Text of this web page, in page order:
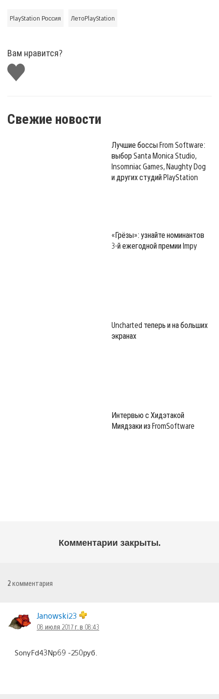
PlayStation Россия ЛетоPlayStation
Вам нравится?
Поставить
лайк
Свежие новости
Лучшие боссы From Software:
выбор Santa Monica Studio,
Insomniac Games, Naughty Dog
и других студий PlayStation
«Грёзы»: узнайте номинантов
3-й ежегодной премии Impy
Uncharted теперь и на больших
экранах
Интервью с Хидэтакой
Миядзаки из FromSoftware
Комментарии закрыты.
2комментария
Janowski23
08 июля 2017 г. в 08:43
SonyFd43Np69 -250руб.